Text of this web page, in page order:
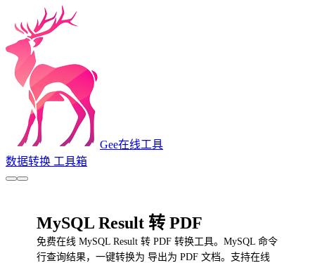
Gee在线工具
数据转换 工具箱
MySQL Result 转 PDF
免费在线 MySQL Result 转 PDF 转换工具。MySQL 命令
行查询结果，一键转换为 导出为 PDF 文档。支持在线